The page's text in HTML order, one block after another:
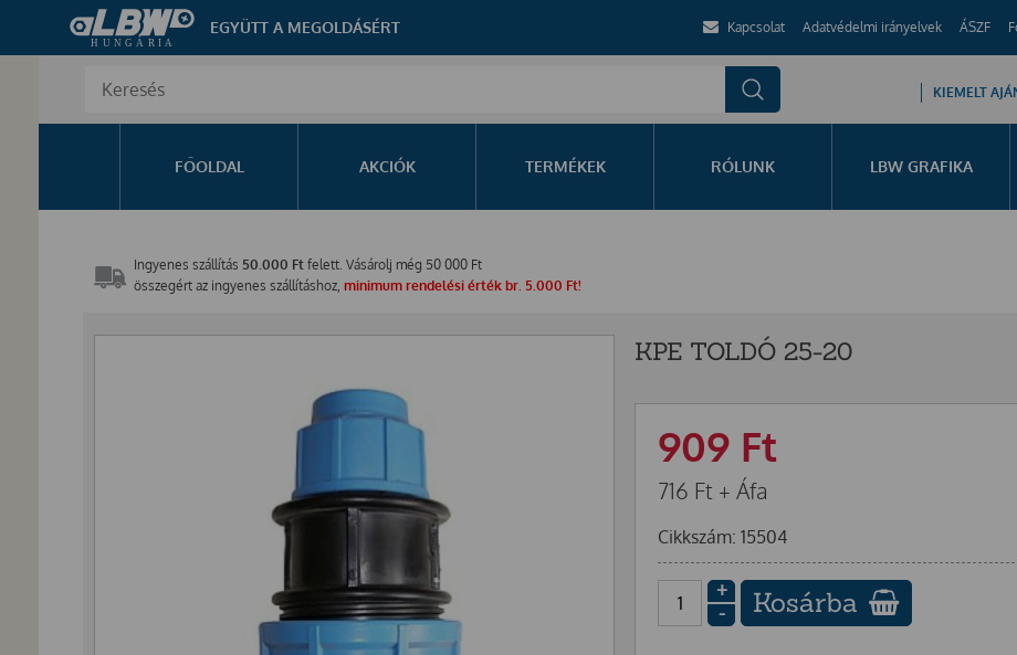
EGYÜTT A MEGOLDÁSÉRT Kapcsolat Adatvédelmi irányelvek ÁSZF
KIEMELT
FŐOLDAL AKCIÓK TERMÉKEK RÓLUNK LBW GRAFIKA
Ingyenes szállítás 50.000 Ft felett. Vásárolj még 50 000 Ft
összegért az ingyenes szállításhoz, minimum rendelési érték br. 5.000 Ft!
KPE TOLDÓ 25-20
909 Ft
716 Ft + Áfa
Cikkszám: 15504
+
-
Kosárba